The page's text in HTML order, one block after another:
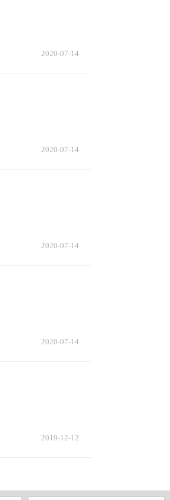
2020-07-14
2020-07-14
2020-07-14
2020-07-14
2019-12-12